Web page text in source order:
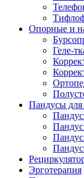
Опорные и
Геле-
Пандусы для
Эрготерапия